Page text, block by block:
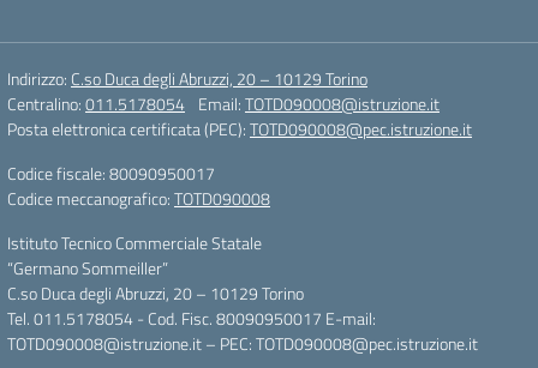
Indirizzo: C.so Duca degli Abruzzi, 20 – 10129 Torino
Centralino:011.5178054 Email:TOTD090008@istruzione.it
Posta elettronica certificata (PEC):TOTD090008@pec.istruzione.it
Codice fiscale: 80090950017
Codice meccanografico:TOTD090008
Istituto Tecnico Commerciale Statale
“Germano Sommeiller”
C.so Duca degli Abruzzi, 20 – 10129 Torino
Tel. 011.5178054 - Cod. Fisc. 80090950017 E-mail:
TOTD090008@istruzione.it – PEC: TOTD090008@pec.istruzione.it